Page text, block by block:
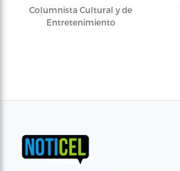
Columnista Cultural y de
Entretenimiento